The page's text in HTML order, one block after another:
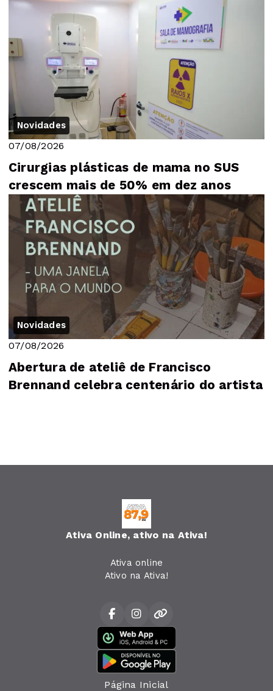
Novidades
07/08/2026
Cirurgias plásticas de mama no SUS
crescem mais de 50% em dez anos
Novidades
07/08/2026
Abertura de ateliê de Francisco
Brennand celebra centenário do artista
Ativa Online, ativo na Ativa!
Ativa online
Ativo na Ativa!
Página Inicial